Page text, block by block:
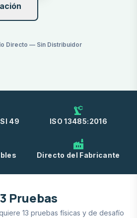
Directo — Sin Distribuidor
49
precision_manufacturing
ISO 13485:2016
factory
Directo del Fabricante
Pruebas
13 pruebas físicas y de desafío